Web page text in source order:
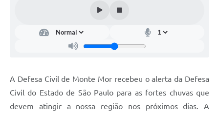
Arquivos para Download
SIC
A Defesa Civil de Monte Mor recebeu o alerta da Defesa
Civil do Estado de São Paulo para as fortes chuvas que
devem atingir a nossa região nos próximos dias. A